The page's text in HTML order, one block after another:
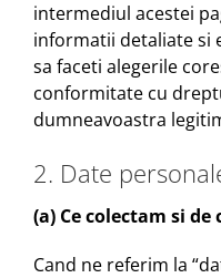
intermediul acestei
informatii detaliate si
sa faceti alegerile
conformitate cu
dumneavoastra
2. Date
(a) Ce colectam si de
Cand ne referim la